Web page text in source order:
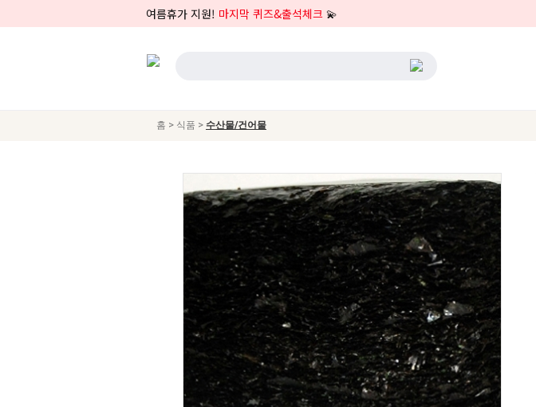
여름휴가 지원! 마지막 퀴즈&출석체크 💫
홈 > 식품 > 수산물/건어물